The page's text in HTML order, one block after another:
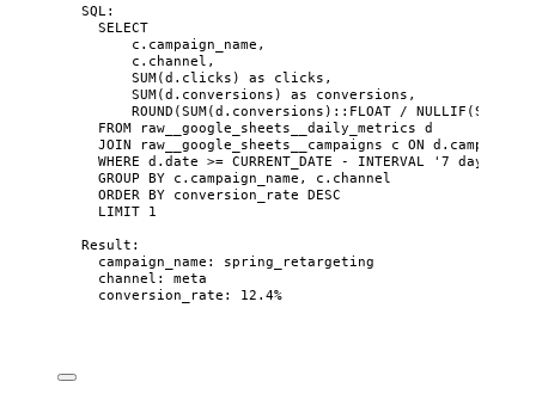
SQL:
SELECT
c.campaign_name,
c.channel,
SUM(d.clicks) as clicks,
SUM(d.conversions) as conversions,
ROUND(SUM(d.conversions)::FLOAT /
FROM raw__google_sheets__daily_metrics d
JOIN raw__google_sheets__campaigns c ON d.campaign =
WHERE d.date >= CURRENT_DATE - INTERVAL '7 days'
GROUP BY c.campaign_name, c.channel
ORDER BY conversion_rate DESC
LIMIT 1
Result:
campaign_name: spring_retargeting
channel: meta
conversion_rate: 12.4%